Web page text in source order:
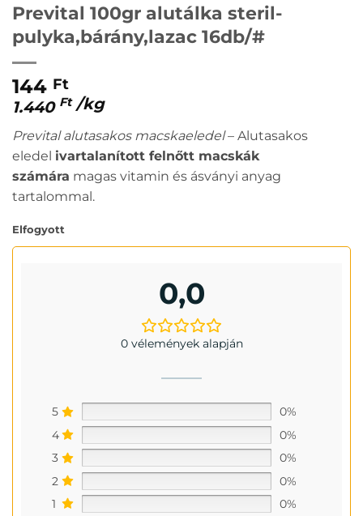
Prevital 100gr alutálka steril-
pulyka,bárány,lazac 16db/#
144 Ft
1.440 Ft /kg
Prevital alutasakos macskaeledel– Alutasakos
eledel ivartalanított felnőtt macskák
számára magas vitamin és ásványi anyag
tartalommal.
Elfogyott
0,0
0 vélemények alapján
5
0%
4
0%
3
0%
2
0%
1
0%